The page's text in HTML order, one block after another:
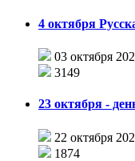
4 октября
03 октября
3149
23 октября -
22 октября
1874